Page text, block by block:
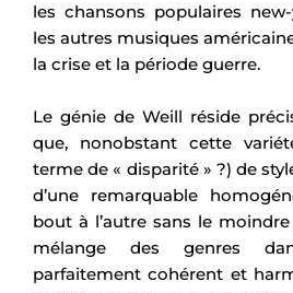
les chansons populaires
les autres musiques
la crise et la période guerre.
Le génie de Weill réside
que, nonobstant cette
terme de « disparité » ?) de
d’une remarquable
bout à l’autre sans le
mélange des genres
parfaitement cohérent et